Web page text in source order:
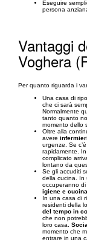
Eseguire
persona
Vantaggi
Voghera
Per quanto riguarda i
Una casa di
che ci sarà
Normalmente
tanto quanto
momento dello
Oltre alla
avere
urgenze. Se
rapidamente.
complicato
lontano da
Se gli accuditi
della cucina. In
occuperanno
igiene e
In una casa di
residenti della
del tempo in
che non
loro casa.
momento che
entrare in una